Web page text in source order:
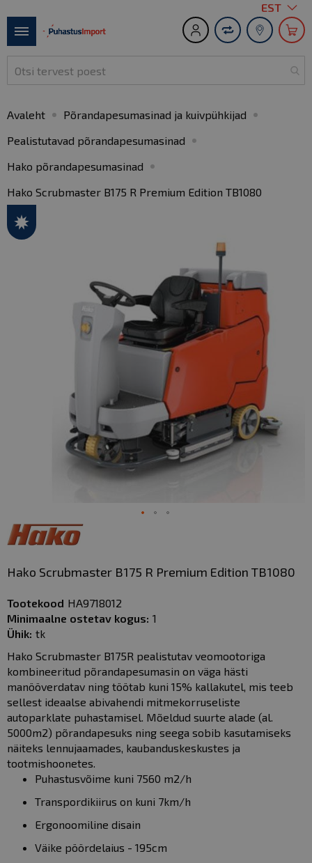
Keel
EST
Toggle
Nav
Avaleht
Põrandapesumasinad ja kuivpühkijad
Pealistutavad põrandapesumasinad
Hako põrandapesumasinad
Hako Scrubmaster B175 R Premium Edition TB1080
to
the
Skip
to
beginning
the
images
gallery
Hako Scrubmaster B175 R Premium Edition TB1080
Tootekood HA9718012
Minimaalne ostetav kogus: 1
Ühik: tk
Hako Scrubmaster B175R pealistutav veomootoriga
kombineeritud põrandapesumasin on väga hästi
manööverdatav ning töötab kuni 15% kallakutel, mis teeb
sellest ideaalse abivahendi mitmekorruseliste
autoparklate puhastamisel. Mõeldud suurte alade (al.
5000m2) põrandapesuks ning seega sobib kasutamiseks
näiteks lennujaamades, kaubanduskeskustes ja
tootmishoonetes.
Puhastusvõime kuni 7560 m2/h
Transpordikiirus on kuni 7km/h
Ergonoomiline disain
Väike pöördelaius - 195cm